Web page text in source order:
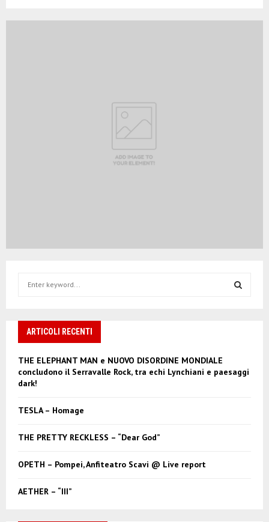
h
r
ARTICOLI RECENTI
THE ELEPHANT MAN e NUOVO DISORDINE MONDIALE
concludono il Serravalle Rock, tra echi Lynchiani e paesaggi
dark!
TESLA – Homage
THE PRETTY RECKLESS – “Dear God”
OPETH – Pompei, Anfiteatro Scavi @ Live report
AETHER – “III”